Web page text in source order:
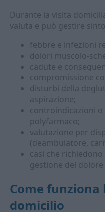
Durante la visita
valuta e può gestire
febbre e infezioni
dolori muscolo-
cadute e
compromissione
disturbi della
aspirazione;
controindicazioni
polyfarmaco;
valutazione per
(deambulatore,
casi che
gestione del
Come funziona
domicilio